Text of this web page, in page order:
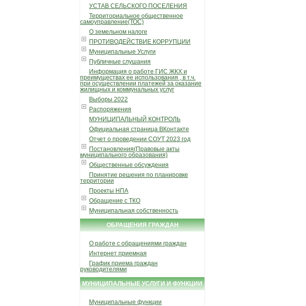
УСТАВ СЕЛЬСКОГО ПОСЕЛЕНИЯ
Территориальное общественное
самоуправление(ТОС)
О земельном налоге
ПРОТИВОДЕЙСТВИЕ КОРРУПЦИИ
Муниципальные Услуги
Публичные слушания
Информация о работе ГИС ЖКХ и
преимуществах ее использования , в т.ч.
при осуществлении платежей за оказание
жилищных и коммунальных услуг
Выборы 2022
Распоряжения
МУНИЦИПАЛЬНЫЙ КОНТРОЛЬ
Официальная страница ВКонтакте
Отчет о проведении СОУТ 2023 год
Постановления(Правовые акты
муниципального образования)
Общественные обсуждения
Принятие решения по планировке
территории
Проекты НПА
Обращение с ТКО
Муниципальная собственность
ОБРАЩЕНИЯ ГРАЖДАН
О работе с обращениями граждан
Интернет приемная
График приема граждан
руководителями
МУНИЦИПАЛЬНЫЕ УСЛУГИ И ФУНКЦИИ
Муниципальные функции